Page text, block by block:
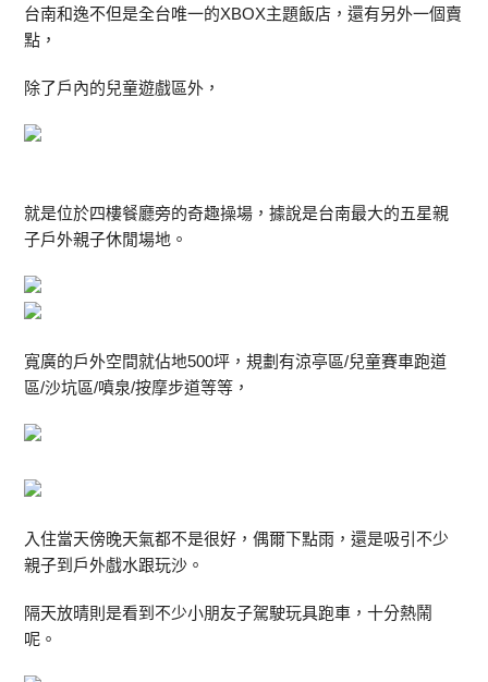
台南和逸不但是全台唯一的XBOX主題飯店，還有另外一個賣
點，
除了戶內的兒童遊戲區外，
就是位於四樓餐廳旁的奇趣操場，據說是台南最大的五星親
子戶外親子休閒場地。
寬廣的戶外空間就佔地500坪，規劃有涼亭區/兒童賽車跑道
區/沙坑區/噴泉/按摩步道等等，
入住當天傍晚天氣都不是很好，偶爾下點雨，還是吸引不少
親子到戶外戲水跟玩沙。
隔天放晴則是看到不少小朋友子駕駛玩具跑車，十分熱鬧
呢。